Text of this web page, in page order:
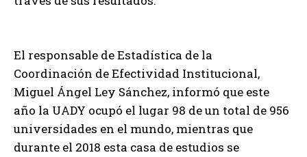
El responsable de Estadística de la
Coordinación de Efectividad Institucional,
Miguel Ángel Ley Sánchez, informó que este
año la UADY ocupó el lugar 98 de un total de 956
universidades en el mundo, mientras que
durante el 2018 esta casa de estudios se